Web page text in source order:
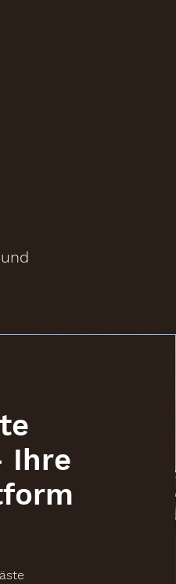
Ihre